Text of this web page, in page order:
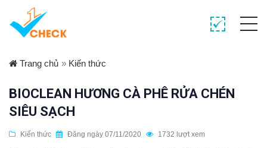
Trang chủ » Kiến thức
BIOCLEAN HƯƠNG CÀ PHÊ RỬA CHÉN
SIÊU SẠCH
Kiến thức Đăng ngày 07/11/2020 1732 lượt xem